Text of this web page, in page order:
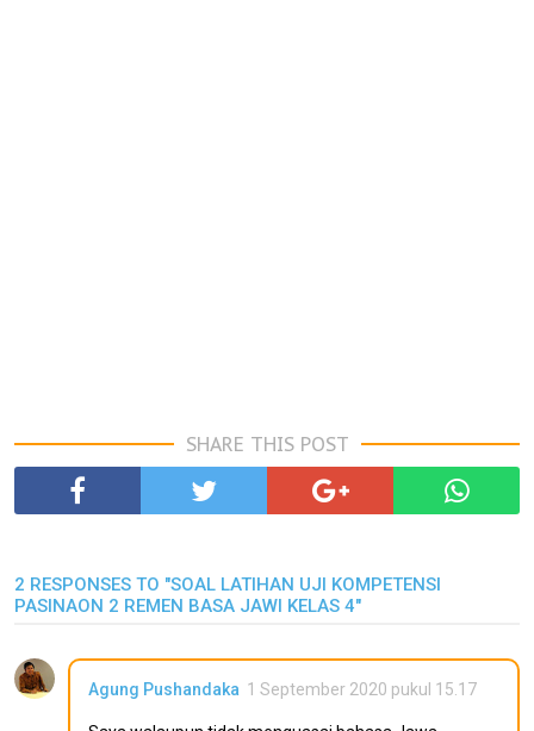
SHARE THIS POST
2 RESPONSES TO "SOAL LATIHAN UJI KOMPETENSI
PASINAON 2 REMEN BASA JAWI KELAS 4"
Agung Pushandaka 1 September 2020 pukul 15.17